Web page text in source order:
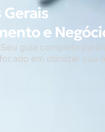
Gerais
e
guia completo para
em otimizar sua